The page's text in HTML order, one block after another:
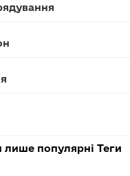
лише популярні Теги